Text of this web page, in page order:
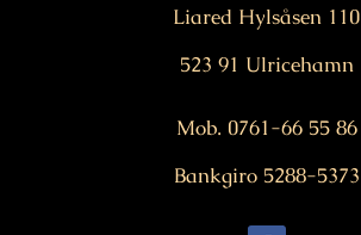
Liared Hylsåsen 110
523 91 Ulricehamn
Mob. 0761-66 55 86
Bankgiro 5288-5373